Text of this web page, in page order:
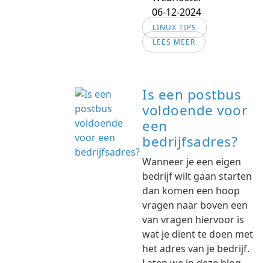
06-12-2024
LINUX TIPS
LEES MEER
Is een postbus
voldoende voor
een
bedrijfsadres?
Wanneer je een eigen
bedrijf wilt gaan starten
dan komen een hoop
vragen naar boven een
van vragen hiervoor is
wat je dient te doen met
het adres van je bedrijf.